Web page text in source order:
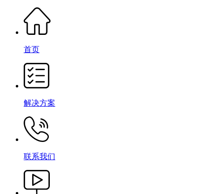
首页
解决方案
联系我们